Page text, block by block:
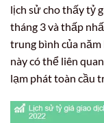
lịch sử cho thấy tỷ
tháng 3 và thấp
trung bình của năm
này có thể liên
lạm phát toàn cầu